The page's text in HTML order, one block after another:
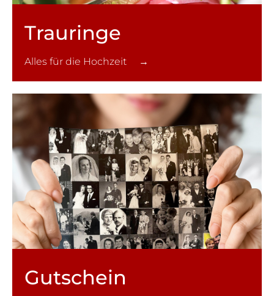
Trauringe
Alles für die Hochzeit →
Gutschein